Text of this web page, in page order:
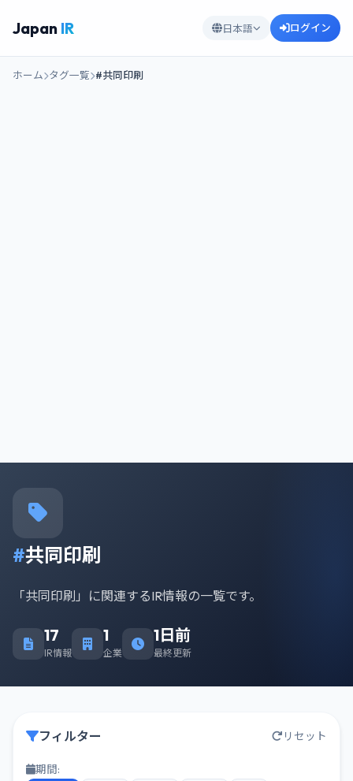
Japan IR 日本語 ログイン
ホーム タグ一覧 #共同印刷
#共同印刷
「共同印刷」に関連するIR情報の一覧です。
17
IR情報
1
企業
1日前
最終更新
フィルター リセット
期間: